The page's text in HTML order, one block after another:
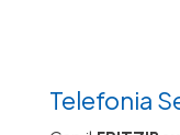
Telefonia